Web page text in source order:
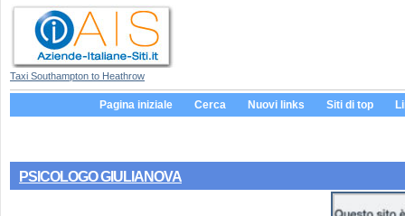
Taxi Southampton to Heathrow
Pagina iniziale Cerca Nuovi links Siti di top
PSICOLOGO GIULIANOVA